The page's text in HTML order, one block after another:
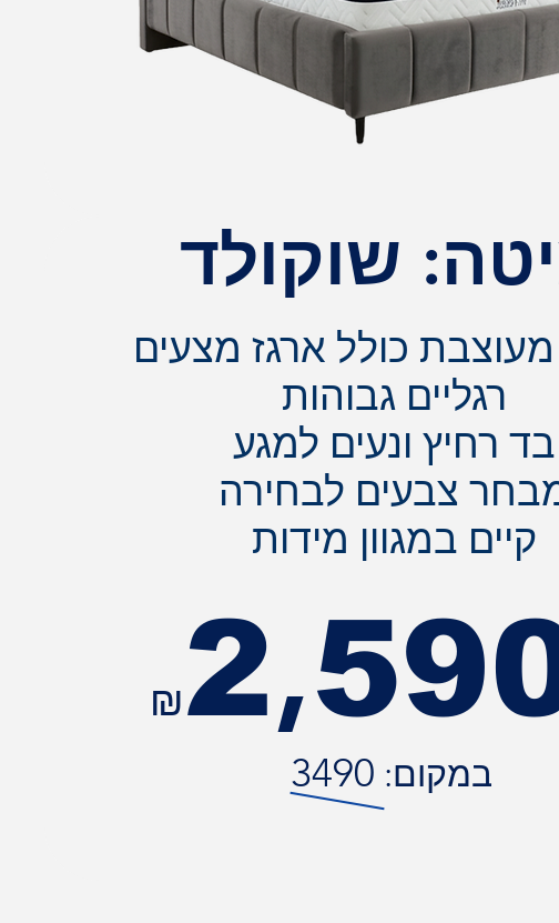
שוקולד
כולל ארגז מצעים
רגליים גבוהות
בד רחיץ ונעים למגע
צבעים לבחירה
קיים במגוון מידות
2,
במקום: 3490